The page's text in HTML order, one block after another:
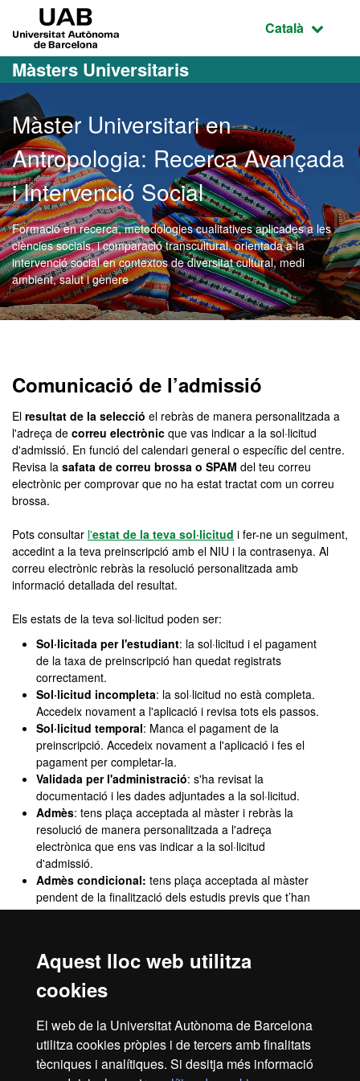
Aquest lloc web utilitza
cookies
El web de la Universitat Autònoma de Barcelona
utilitza cookies pròpies i de tercers amb finalitats
tècniques i analítiques. Si desitja més informació
Ves al contingut principal
Ves a la navegació de la pàgina
Idioma
Català
Màsters Universitaris
Màster Universitari en
Antropologia: Recerca Avançada
i Intervenció Social
Formació en recerca, metodologies cualitatives aplicades a les
ciències socials, i comparació transcultural, orientada a la
intervenció social en contextos de diversitat cultural, medi
ambient, salut i gènere
Comunicació de l’admissió
El resultat de la selecció el rebràs de manera personalitzada a
l'adreça de correu electrònic que vas indicar a la sol·licitud
d'admissió. En funció del calendari general o específic del centre.
Revisa la safata de correu brossa o SPAM del teu correu
electrònic per comprovar que no ha estat tractat com un correu
brossa.
Pots consultar l'estat de la teva sol·licitud i fer-ne un seguiment,
accedint a la teva preinscripció amb el NIU i la contrasenya. Al
correu electrònic rebràs la resolució personalitzada amb
informació detallada del resultat.
Els estats de la teva sol·licitud poden ser:
Sol·licitada per l'estudiant: la sol·licitud i el pagament
de la taxa de preinscripció han quedat registrats
correctament.
Sol·licitud incompleta: la sol·licitud no està completa.
Accedeix novament a l'aplicació i revisa tots els passos.
Sol·licitud temporal: Manca el pagament de la
preinscripció. Accedeix novament a l'aplicació i fes el
pagament per completar-la.
Validada per l'administració: s'ha revisat la
documentació i les dades adjuntades a la sol·licitud.
Admès: tens plaça acceptada al màster i rebràs la
resolució de manera personalitzada a l'adreça
electrònica que ens vas indicar a la sol·licitud
d'admissió.
Admès condicional: tens plaça acceptada al màster
pendent de la finalització dels estudis previs que t’han
donat l’admissió.
es fa el pagament de prematrícula de màster oficial
Llista d'espera
moment, no hi ha places vacants.
motius de la denegació els rebràs a la resolució que
farem arribar al teu correu electrònic.